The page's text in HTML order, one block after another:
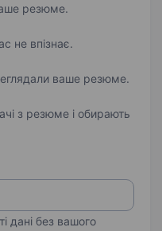
резюме.
не впізнає.
ваше резюме.
з резюме і обирають
дані без вашого